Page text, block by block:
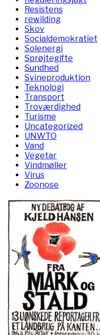
Resistens
rewilding
Skov
Socialdemokratiet
Solenergi
Sprøjtegifte
Sundhed
Svineproduktion
Teknologi
Transport
Troværdighed
Turisme
Uncategorized
UNWTO
Vand
Vegetar
Vindmøller
Virus
Zoonose